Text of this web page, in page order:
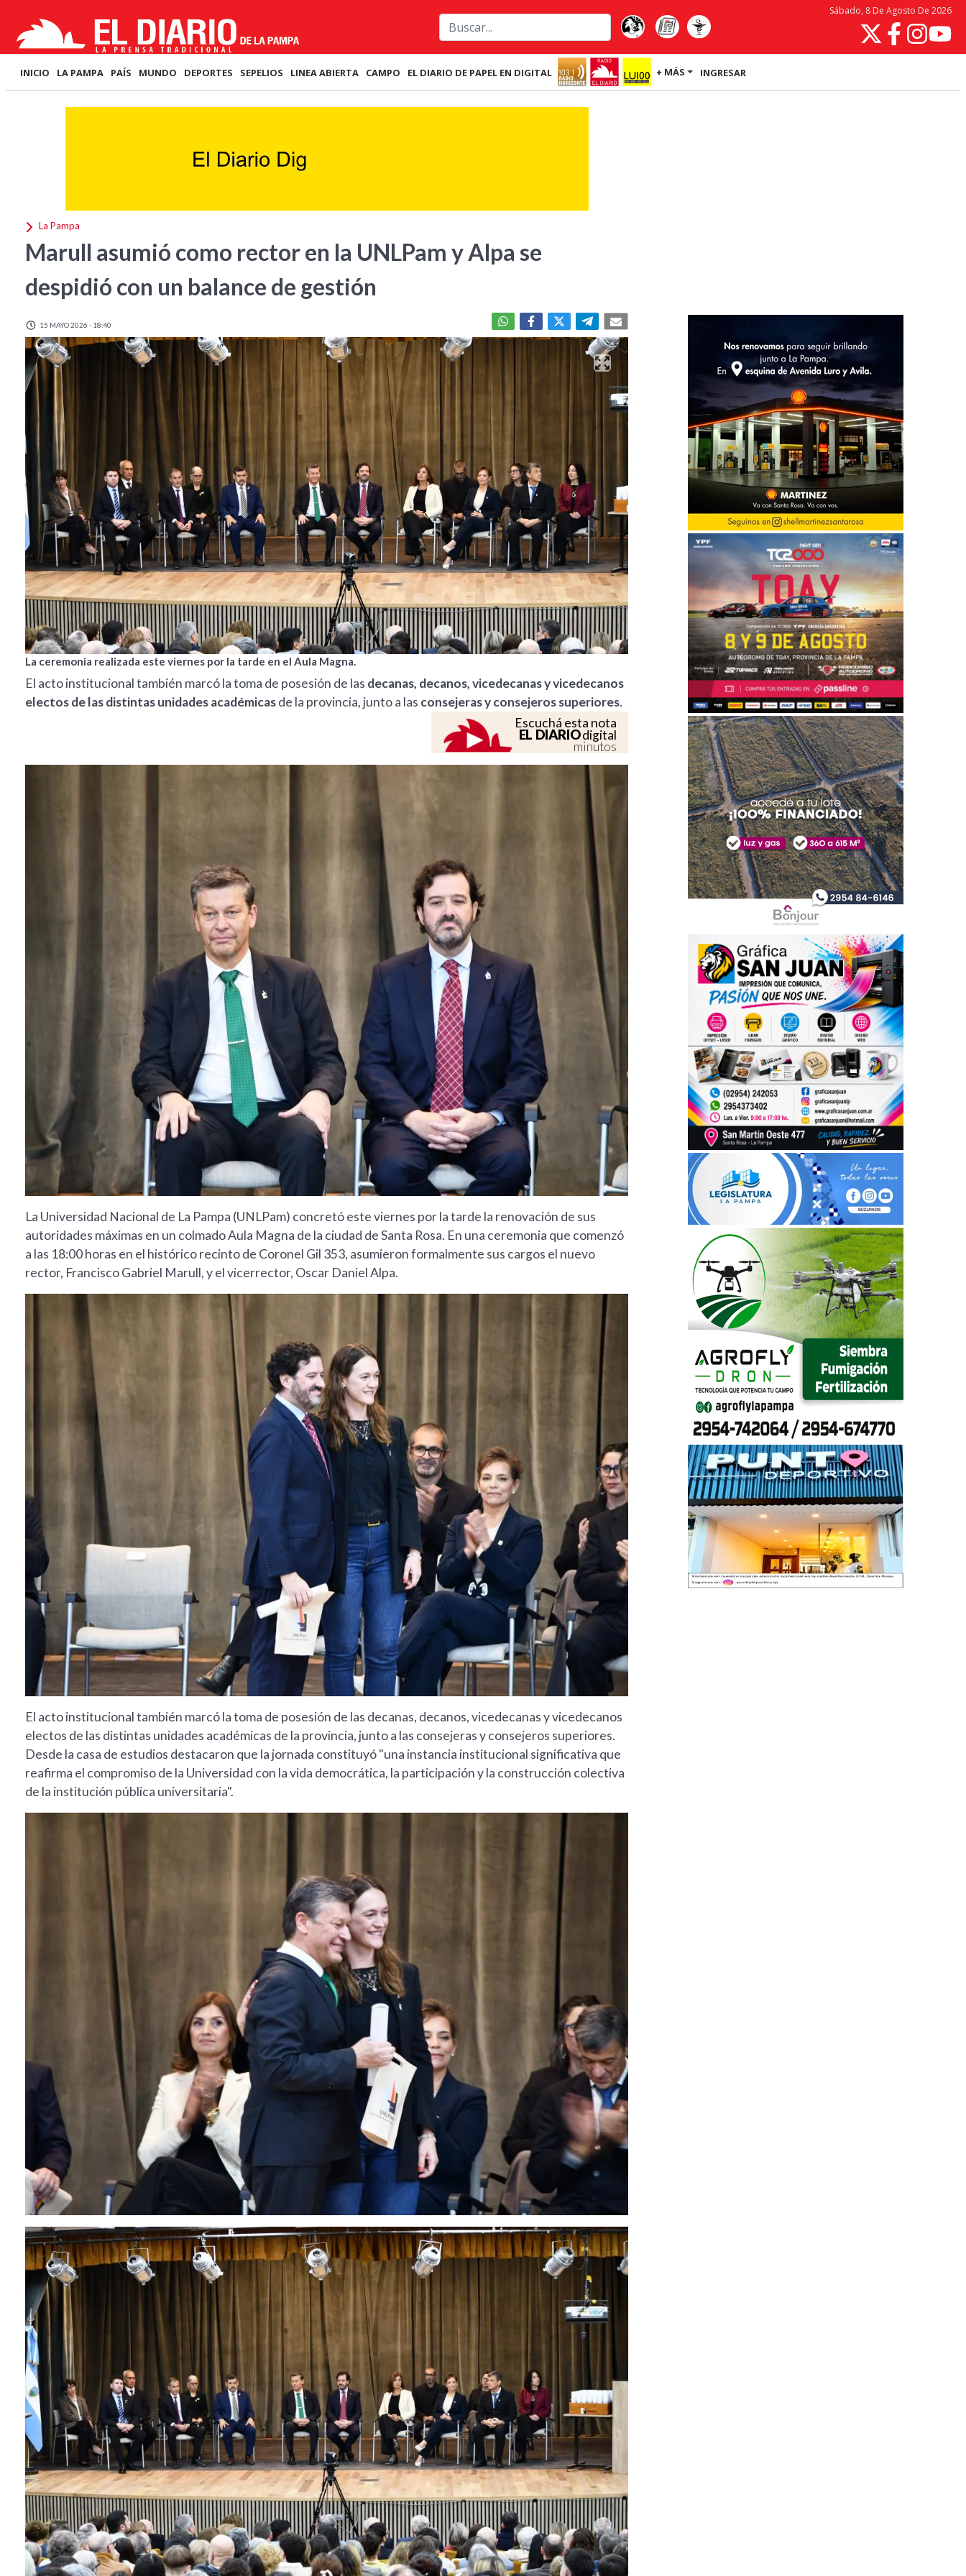
Sábado, 8 De Agosto De 2026
INICIO LA PAMPA PAÍS MUNDO DEPORTES SEPELIOS LINEA ABIERTA CAMPO EL DIARIO DE PAPEL EN DIGITAL + MÁS INGRESAR
La Pampa
Marull asumió como rector en la UNLPam y Alpa se
despidió con un balance de gestión
15 MAYO 2026 - 18:40
La ceremonia realizada este viernes por la tarde en el Aula Magna.
El acto institucional también marcó la toma de posesión de las decanas, decanos, vicedecanas y vicedecanos
electos de las distintas unidades académicasde la provincia, junto a las consejeras y consejeros superiores.
Escuchá esta nota
EL DIARIOdigital
minutos
La Universidad Nacional de La Pampa (UNLPam) concretó este viernes por la tarde la renovación de sus
autoridades máximas en un colmado Aula Magna de la ciudad de Santa Rosa. En una ceremonia que comenzó
a las 18:00 horas en el histórico recinto de Coronel Gil 353, asumieron formalmente sus cargos el nuevo
rector, Francisco Gabriel Marull, y el vicerrector, Oscar Daniel Alpa.
El acto institucional también marcó la toma de posesión de las decanas, decanos, vicedecanas y vicedecanos
electos de las distintas unidades académicas de la provincia, junto a las consejeras y consejeros superiores.
Desde la casa de estudios destacaron que la jornada constituyó "una instancia institucional significativa que
reafirma el compromiso de la Universidad con la vida democrática, la participación y la construcción colectiva
de la institución pública universitaria".